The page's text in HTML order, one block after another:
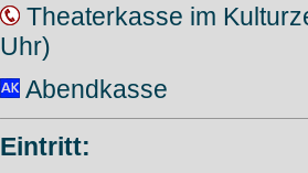
Theaterkasse im
Uhr)
Abendkasse
Eintritt: